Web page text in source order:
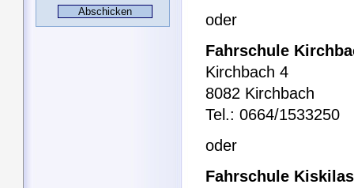
oder
Fahrschule
Kirchbach 4
8082 Kirchbach
Tel.: 0664/1533250
oder
Fahrschule Kiskilas